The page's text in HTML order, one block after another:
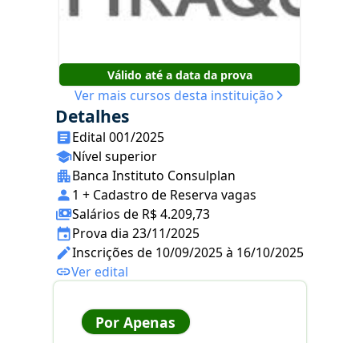
Válido até a data da prova
Ver mais cursos desta instituição
Detalhes
Edital 001/2025
Nível superior
Banca Instituto Consulplan
1 + Cadastro de Reserva vagas
Salários de R$ 4.209,73
Prova dia 23/11/2025
Inscrições de 10/09/2025 à 16/10/2025
Ver edital
Por Apenas